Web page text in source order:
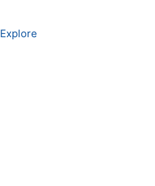
Explore